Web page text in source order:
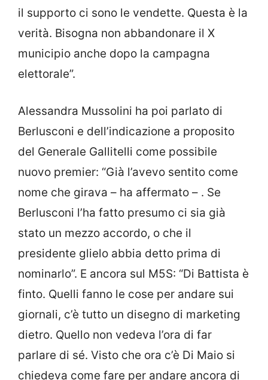
il supporto ci sono le vendette. Questa è la
verità. Bisogna non abbandonare il X
municipio anche dopo la campagna
elettorale”.
Alessandra Mussolini ha poi parlato di
Berlusconi e dell’indicazione a proposito
del Generale Gallitelli come possibile
nuovo premier: “Già l’avevo sentito come
nome che girava – ha affermato – . Se
Berlusconi l’ha fatto presumo ci sia già
stato un mezzo accordo, o che il
presidente glielo abbia detto prima di
nominarlo”. E ancora sul M5S: “Di Battista è
finto. Quelli fanno le cose per andare sui
giornali, c’è tutto un disegno di marketing
dietro. Quello non vedeva l’ora di far
parlare di sé. Visto che ora c’è Di Maio si
chiedeva come fare per andare ancora di